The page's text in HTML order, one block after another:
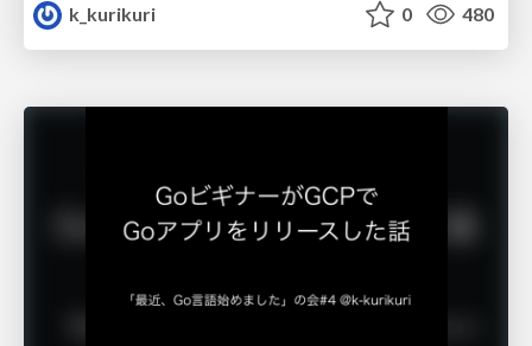
k_kurikuri
0 480